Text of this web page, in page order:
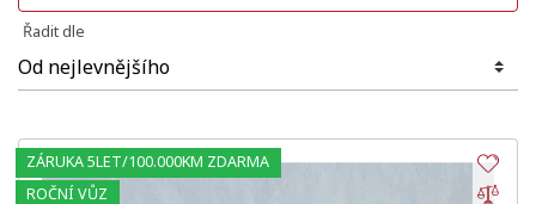
Řadit dle
ZÁRUKA 5LET/100.000KM ZDARMA
ROČNÍ VŮZ